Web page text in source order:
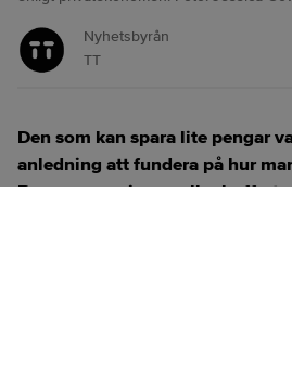
Nyhetsbyrån
TT
Den som kan spara lite pengar
anledning att fundera på hur
Barnen, pensionen eller